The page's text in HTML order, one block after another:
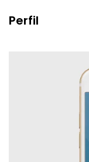
Perfil